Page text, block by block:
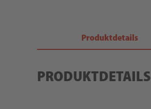
Produktdetails
PRODUKTDETAILS